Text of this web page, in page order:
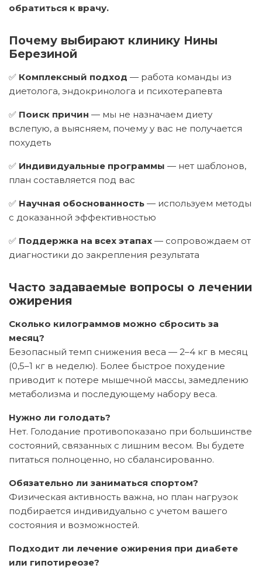
обратиться к врачу.
Почему выбирают клинику Нины
Березиной
✅ Комплексный подход — работа команды из
диетолога, эндокринолога и психотерапевта
✅ Поиск причин — мы не назначаем диету
вслепую, а выясняем, почему у вас не получается
похудеть
✅ Индивидуальные программы — нет шаблонов,
план составляется под вас
✅ Научная обоснованность — используем методы
с доказанной эффективностью
✅ Поддержка на всех этапах — сопровождаем от
диагностики до закрепления результата
Часто задаваемые вопросы о лечении
ожирения
Сколько килограммов можно сбросить за
месяц?
Безопасный темп снижения веса — 2–4 кг в месяц
(0,5–1 кг в неделю). Более быстрое похудение
приводит к потере мышечной массы, замедлению
метаболизма и последующему набору веса.
Нужно ли голодать?
Нет. Голодание противопоказано при большинстве
состояний, связанных с лишним весом. Вы будете
питаться полноценно, но сбалансированно.
Обязательно ли заниматься спортом?
Физическая активность важна, но план нагрузок
подбирается индивидуально с учетом вашего
состояния и возможностей.
Подходит ли лечение ожирения при диабете
или гипотиреозе?